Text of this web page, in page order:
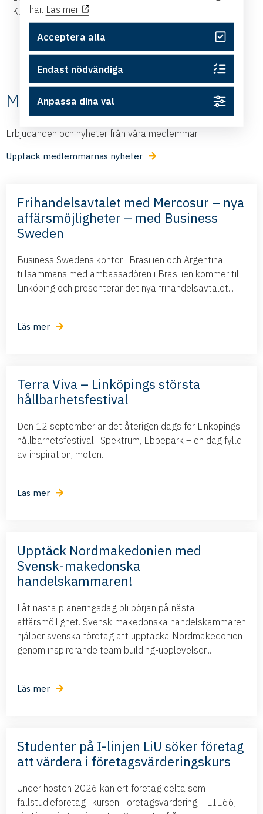
Klostergatan 19, 2 tr.
Medlemmarnas nyheter
Erbjudanden och nyheter från våra medlemmar
Upptäck medlemmarnas nyheter
Frihandelsavtalet med Mercosur – nya
affärsmöjligheter – med Business
Sweden
Business Swedens kontor i Brasilien och Argentina
tillsammans med ambassadören i Brasilien kommer till
Linköping och presenterar det nya frihandelsavtalet...
Läs mer
Terra Viva – Linköpings största
hållbarhetsfestival
Den 12 september är det återigen dags för Linköpings
hållbarhetsfestival i Spektrum, Ebbepark – en dag fylld
av inspiration, möten...
Läs mer
Upptäck Nordmakedonien med
Svensk-makedonska
handelskammaren!
Låt nästa planeringsdag bli början på nästa
affärsmöjlighet. Svensk-makedonska handelskammaren
hjälper svenska företag att upptäcka Nordmakedonien
genom inspirerande team building-upplevelser...
Läs mer
Studenter på I-linjen LiU söker företag
att värdera i företagsvärderingskurs
Under hösten 2026 kan ert företag delta som
fallstudieföretag i kursen Företagsvärdering, TEIE66,
här. Läs mer
Acceptera alla
Endast nödvändiga
Anpassa dina val